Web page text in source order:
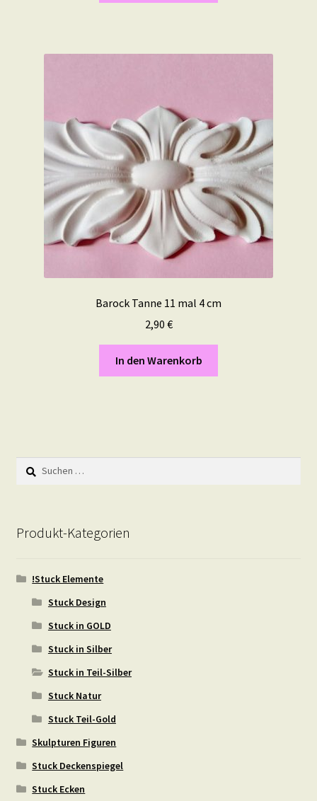
Barock Tanne 11 mal 4 cm
2,90 €
In den Warenkorb
Suchen
nach:
Produkt-Kategorien
!Stuck Elemente
Stuck Design
Stuck in GOLD
Stuck in Silber
Stuck in Teil-Silber
Stuck Natur
Stuck Teil-Gold
Skulpturen Figuren
Stuck Deckenspiegel
Stuck Ecken